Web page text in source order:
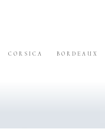
CORSICA BORDEAUX